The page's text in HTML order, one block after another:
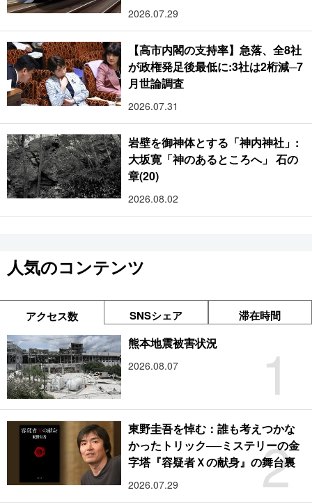
2026.07.29
【高市内閣の支持率】急落、全8社
が政権発足後最低に:3社は2桁減─7
月世論調査
2026.07.31
岩壁を御神体とする「神内神社」:
大坂寛「神のあるところへ」 石の
章(20)
2026.08.02
人気のコンテンツ
アクセス数 SNSシェア 滞在時間
1
熊本地震被害状況
2026.08.07
2
東野圭吾を悼む：誰も考えつかな
かったトリック──ミステリーの金
字塔『容疑者Ｘの献身』の舞台裏
2026.07.29